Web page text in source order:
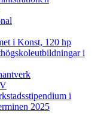
i Konst, 120 hp
i
i
2025